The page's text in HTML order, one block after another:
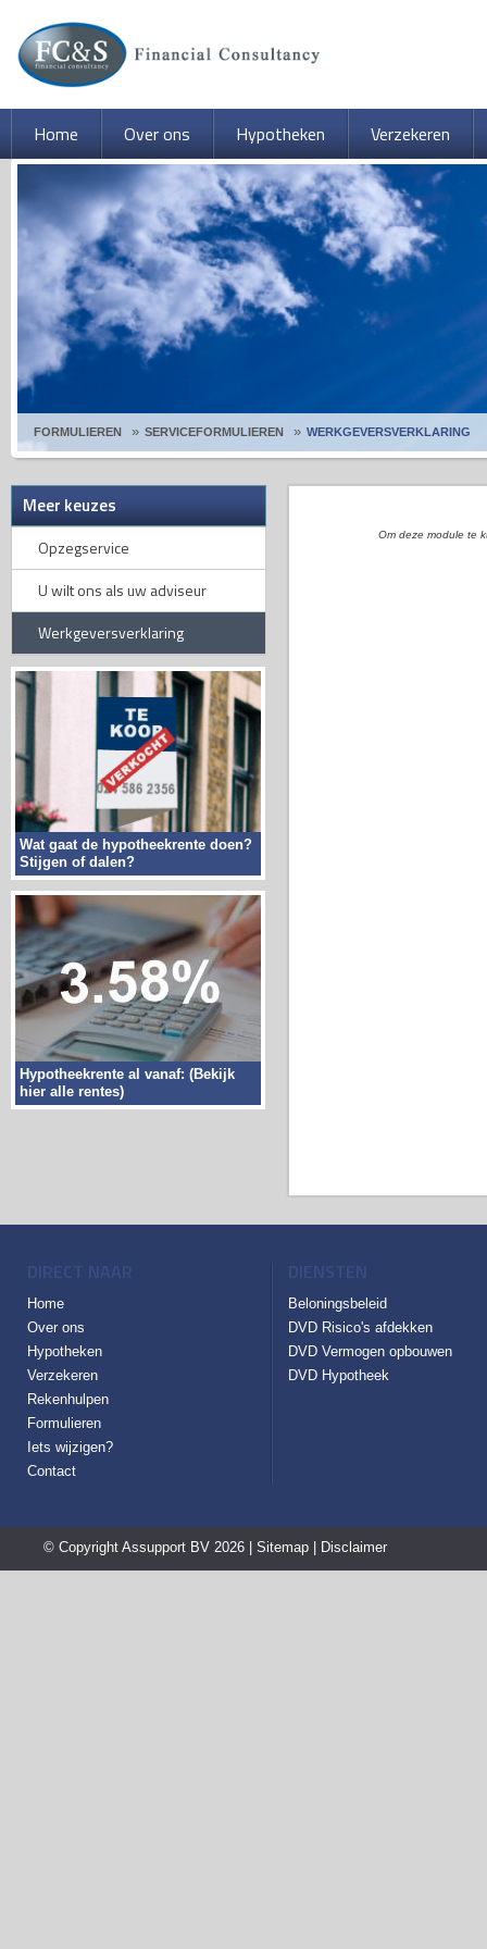
FORMULIEREN SERVICEFORMULIEREN WERKGEVERSVERKLARING
Home Over ons Hypotheken Verzekeren
Meer keuzes
Opzegservice
U wilt ons als uw adviseur
Werkgeversverklaring
Wat gaat de hypotheekrente doen?
Stijgen of dalen?
Hypotheekrente al vanaf: (Bekijk
hier alle rentes)
Om deze module te
DIRECT NAAR
Home
Over ons
Hypotheken
Verzekeren
Rekenhulpen
Formulieren
Iets wijzigen?
Contact
DIENSTEN
Beloningsbeleid
DVD Risico's afdekken
DVD Vermogen opbouwen
DVD Hypotheek
© Copyright Assupport BV 2026 | Sitemap Disclaimer